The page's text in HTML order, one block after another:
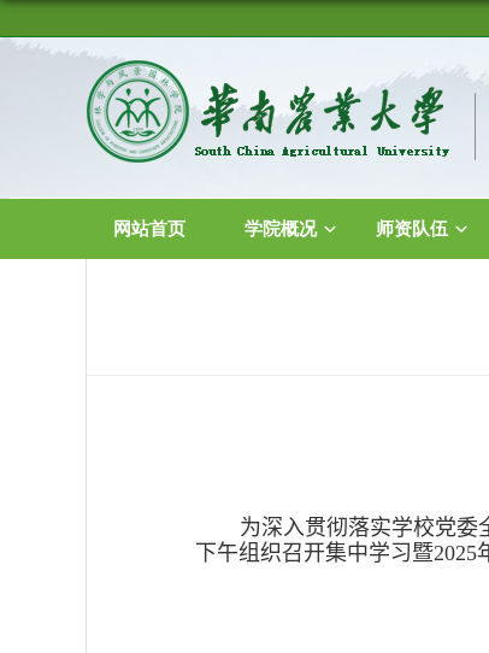
网站首页 学院概况 师资队伍
为深入贯彻落实学校党委
下午组织召开集中学习暨2025